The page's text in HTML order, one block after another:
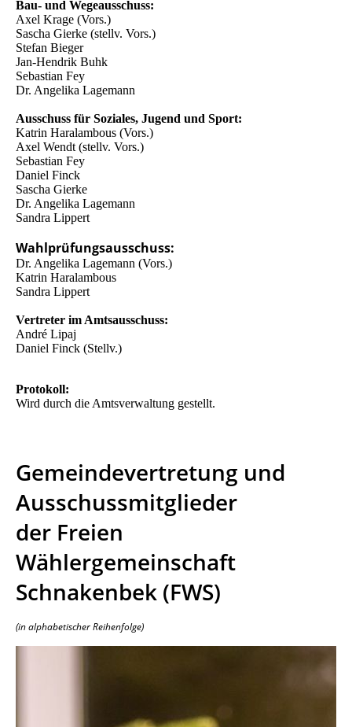
Bau- und Wegeausschuss:
Axel Krage (Vors.)
Sascha Gierke (stellv. Vors.)
Stefan Bieger
Jan-Hendrik Buhk
Sebastian Fey
Dr. Angelika Lagemann
Ausschuss für Soziales, Jugend und Sport:
Katrin Haralambous (Vors.)
Axel Wendt (stellv. Vors.)
Sebastian Fey
Daniel Finck
Sascha Gierke
Dr. Angelika Lagemann
Sandra Lippert
Wahlprüfungsausschuss:
Dr. Angelika Lagemann (Vors.)
Katrin Haralambous
Sandra Lippert
Vertreter im Amtsausschuss:
André Lipaj
Daniel Finck (Stellv.)
Protokoll:
Wird durch die Amtsverwaltung gestellt.
Gemeindevertretung und
Ausschussmitglieder
der Freien
Wählergemeinschaft
Schnakenbek (FWS)
(in alphabetischer Reihenfolge)